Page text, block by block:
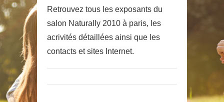
Retrouvez tous les exposants du
salon Naturally 2010 à paris, les
acrivités détaillées ainsi que les
contacts et sites Internet.